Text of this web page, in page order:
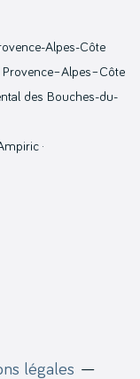
Alpes-Côte
Provence–Alpes–Côte
des Bouches-du-
·
légales —